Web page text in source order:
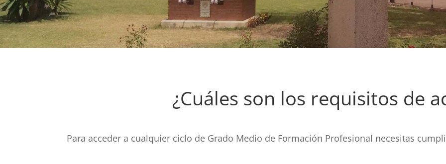
¿Cuáles son los requisitos de
Para acceder a cualquier ciclo de Grado Medio de Formación Profesional necesitas